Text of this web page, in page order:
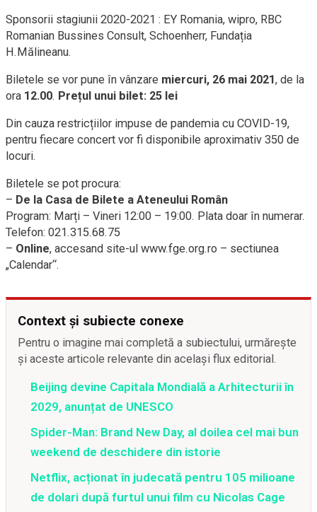
Sponsorii stagiunii 2020-2021 : EY Romania, wipro, RBC
Romanian Bussines Consult, Schoenherr, Fundația
H.Mălineanu.
Biletele se vor pune în vânzare miercuri, 26 mai 2021, de la
ora 12.00. Prețul unui bilet: 25 lei
Din cauza restricțiilor impuse de pandemia cu COVID-19,
pentru fiecare concert vor fi disponibile aproximativ 350 de
locuri.
Biletele se pot procura:
– De la Casa de Bilete a Ateneului Român
Program: Marți – Vineri 12:00 – 19:00. Plata doar în numerar.
Telefon: 021.315.68.75
– Online, accesand site-ul www.fge.org.ro – sectiunea
„Calendar“.
Context și subiecte conexe
Pentru o imagine mai completă a subiectului, urmărește
și aceste articole relevante din același flux editorial.
Beijing devine Capitala Mondială a Arhitecturii în
2029, anunțat de UNESCO
Spider-Man: Brand New Day, al doilea cel mai bun
weekend de deschidere din istorie
Netflix, acționat în judecată pentru 105 milioane
de dolari după furtul unui film cu Nicolas Cage